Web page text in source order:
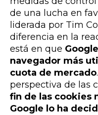
de una lucha en
liderada por Tim
diferencia en la
está en que
navegador más
cuota de mercado
perspectiva de las
fin de las cookies
Google lo ha